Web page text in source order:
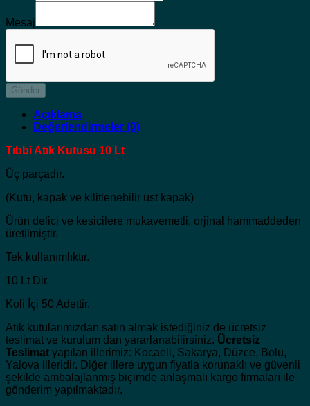
Mesaj
Gönder
Açıklama
Değerlendirmeler (0)
Tıbbi Atık Kutusu 10 Lt
Üç parçadır.
(Kutu, kapak ve kilitlenebilir üst kapak)
Ürün delici ve kesicilere mukavemetli, orjinal hammaddeden
üretilmiştir.
Tek kullanımlıktır.
10 Lt Dir.
Koli İçi 50 Adettir.
Atık kutularımızdan satın almak istediğiniz de ücretsiz
teslimat ve kurulum dan yararlanabilirsiniz. Ücretsiz
Teslimat yapılan illerimiz: Kocaeli, Sakarya, Düzce, Bolu,
Yalova illeridir. Diğer illere uygun fiyatla korunaklı ve güvenli
şekilde ambalajlanmış biçimde anlaşmalı kargo firmaları ile
gönderim yapılmaktadır.